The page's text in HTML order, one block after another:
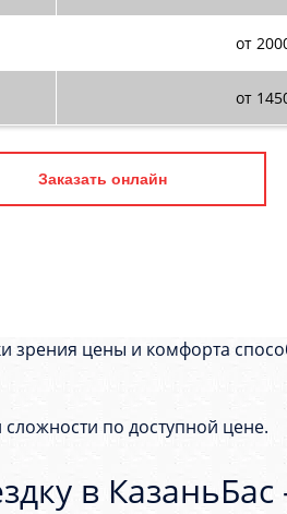
от
от
Заказать онлайн
зрения цены и комфорта
по доступной цене.
в